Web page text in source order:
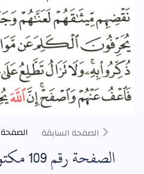
الصفحة السابقة الصفحة 109
الصفحة رقم 109 مكتوبة بالرسم العثماني